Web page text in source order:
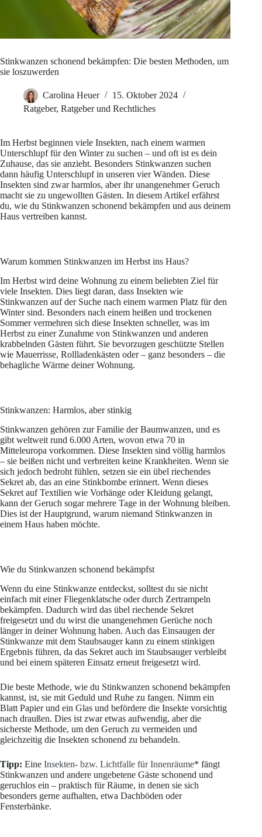
Stinkwanzen schonend bekämpfen: Die besten Methoden, um
sie loszuwerden
Carolina Heuer
15. Oktober 2024
Ratgeber, Ratgeber und Rechtliches
Im Herbst beginnen viele Insekten, nach einem warmen
Unterschlupf für den Winter zu suchen – und oft ist es dein
Zuhause, das sie anzieht. Besonders Stinkwanzen suchen
dann häufig Unterschlupf in unseren vier Wänden. Diese
Insekten sind zwar harmlos, aber ihr unangenehmer Geruch
macht sie zu ungewollten Gästen. In diesem Artikel erfährst
du, wie du Stinkwanzen schonend bekämpfen und aus deinem
Haus vertreiben kannst.
Warum kommen Stinkwanzen im Herbst ins Haus?
Im Herbst wird deine Wohnung zu einem beliebten Ziel für
viele Insekten. Dies liegt daran, dass Insekten wie
Stinkwanzen auf der Suche nach einem warmen Platz für den
Winter sind. Besonders nach einem heißen und trockenen
Sommer vermehren sich diese Insekten schneller, was im
Herbst zu einer Zunahme von Stinkwanzen und anderen
krabbelnden Gästen führt. Sie bevorzugen geschützte Stellen
wie Mauerrisse, Rollladenkästen oder – ganz besonders – die
behagliche Wärme deiner Wohnung.
Stinkwanzen: Harmlos, aber stinkig
Stinkwanzen gehören zur Familie der Baumwanzen, und es
gibt weltweit rund 6.000 Arten, wovon etwa 70 in
Mitteleuropa vorkommen. Diese Insekten sind völlig harmlos
– sie beißen nicht und verbreiten keine Krankheiten. Wenn sie
sich jedoch bedroht fühlen, setzen sie ein übel riechendes
Sekret ab, das an eine Stinkbombe erinnert. Wenn dieses
Sekret auf Textilien wie Vorhänge oder Kleidung gelangt,
kann der Geruch sogar mehrere Tage in der Wohnung bleiben.
Dies ist der Hauptgrund, warum niemand Stinkwanzen in
einem Haus haben möchte.
Wie du Stinkwanzen schonend bekämpfst
Wenn du eine Stinkwanze entdeckst, solltest du sie nicht
einfach mit einer Fliegenklatsche oder durch Zertrampeln
bekämpfen. Dadurch wird das übel riechende Sekret
freigesetzt und du wirst die unangenehmen Gerüche noch
länger in deiner Wohnung haben. Auch das Einsaugen der
Stinkwanze mit dem Staubsauger kann zu einem stinkigen
Ergebnis führen, da das Sekret auch im Staubsauger verbleibt
und bei einem späteren Einsatz erneut freigesetzt wird.
Die beste Methode, wie du Stinkwanzen schonend bekämpfen
kannst, ist, sie mit Geduld und Ruhe zu fangen. Nimm ein
Blatt Papier und ein Glas und befördere die Insekte vorsichtig
nach draußen. Dies ist zwar etwas aufwendig, aber die
sicherste Methode, um den Geruch zu vermeiden und
gleichzeitig die Insekten schonend zu behandeln.
Tipp: Eine Insekten- bzw. Lichtfalle für Innenräume* fängt
Stinkwanzen und andere ungebetene Gäste schonend und
geruchlos ein – praktisch für Räume, in denen sie sich
besonders gerne aufhalten, etwa Dachböden oder
Fensterbänke.